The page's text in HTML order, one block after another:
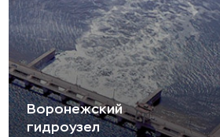
Воронежский
гидроузел